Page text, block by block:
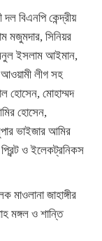
বিএনপি কেন্দ্রীয়
মজুমদার, সিনিয়র
ইসলাম আইমান,
আওয়ামী লীগ সহ
হোসেন, মোহাম্মদ
হোসেন,
ভাইজার আমির
ও ইলেকট্রনিকস
মাওলানা জাহাঙ্গীর
মঙ্গল ও শান্তি